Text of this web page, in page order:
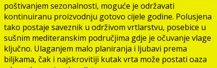
poštivanjem sezonalnosti, moguće je održavati
kontinuiranu proizvodnju gotovo cijele godine. Polusjena
tako postaje saveznik u održivom vrtlarstvu, posebice u
sušnim mediteranskim područjima gdje je očuvanje vlage
ključno. Ulaganjem malo planiranja i ljubavi prema
biljkama, čak i najskrovitiji kutak vrta može postati oaza